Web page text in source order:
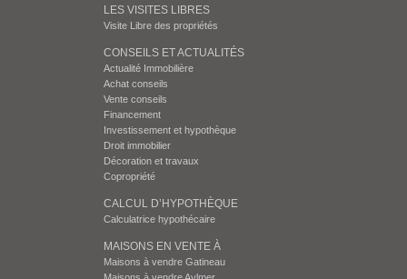
LES VISITES LIBRES
Visite Libre des propriétés
CONSEILS ET ACTUALITÉS
Actualité Immobilière
Achat conseils
Vente conseils
Financement
Investissement et hypothèque
Droit immobilier
Décoration et travaux
Copropriété
CALCUL D’HYPOTHÈQUE
Calculatrice hypothécaire
MAISONS EN VENTE À
Maisons à vendre Gatineau